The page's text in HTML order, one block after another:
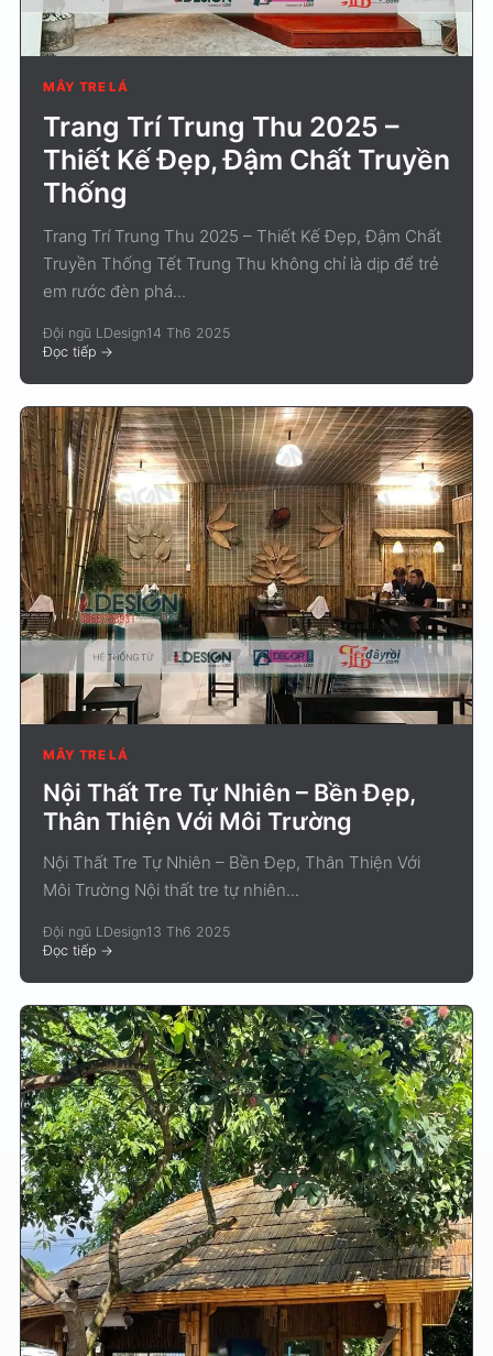
MÂY TRE LÁ
Trang Trí Trung Thu 2025 –
Thiết Kế Đẹp, Đậm Chất Truyền
Thống
Trang Trí Trung Thu 2025 – Thiết Kế Đẹp, Đậm Chất
Truyền Thống Tết Trung Thu không chỉ là dịp để trẻ
em rước đèn phá...
Đội ngũ LDesign14 Th6 2025
Đọc tiếp ->
MÂY TRE LÁ
Nội Thất Tre Tự Nhiên – Bền Đẹp,
Thân Thiện Với Môi Trường
Nội Thất Tre Tự Nhiên – Bền Đẹp, Thân Thiện Với
Môi Trường Nội thất tre tự nhiên...
Đội ngũ LDesign13 Th6 2025
Đọc tiếp ->